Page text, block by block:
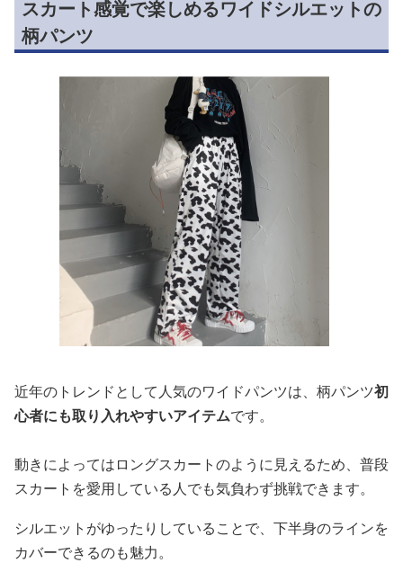
スカート感覚で楽しめるワイドシルエットの
柄パンツ
近年のトレンドとして人気のワイドパンツは、柄パンツ初
心者にも取り入れやすいアイテムです。
動きによってはロングスカートのように見えるため、普段
スカートを愛用している人でも気負わず挑戦できます。
シルエットがゆったりしていることで、下半身のラインを
カバーできるのも魅力。